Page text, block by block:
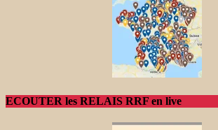
ECOUTER les RELAIS RRF en live